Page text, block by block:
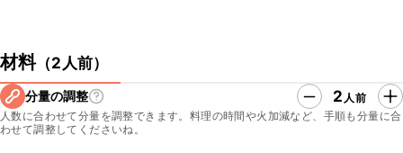
材料（2人前）
分量の調整 2 人前
人数に合わせて分量を調整できます。料理の時間や火加減など、手順も分量に合
わせて調整してくださいね。